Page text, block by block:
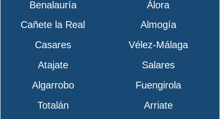
Benalauría
Álora
Cañete la Real
Almogía
Casares
Vélez-Málaga
Atajate
Salares
Algarrobo
Fuengirola
Totalán
Arriate